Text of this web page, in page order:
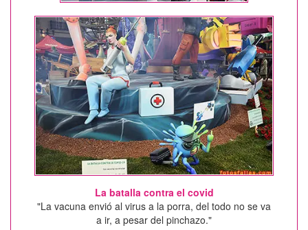
La batalla contra el covid
"La vacuna envió al virus a la porra, del todo no se va
a ir, a pesar del pinchazo."